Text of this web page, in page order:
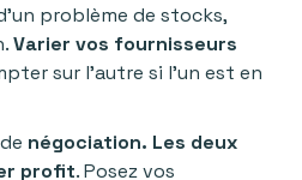
problème de stocks,
Varier vos fournisseurs
sur l’autre si l’un est en
négociation. Les deux
profit. Posez vos